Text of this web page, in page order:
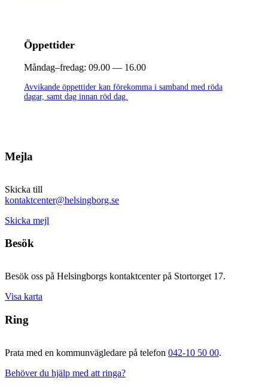
Öppettider
Måndag–fredag: 09.00 — 16.00
Avvikande öppettider kan förekomma i samband med röda
dagar, samt dag innan röd dag.
Mejla
Skicka till
kontaktcenter@helsingborg.se
Skicka mejl
Besök
Besök oss på Helsingborgs kontaktcenter på Stortorget 17.
Visa karta
Ring
Prata med en kommunvägledare på telefon 042-10 50 00.
Behöver du hjälp med att ringa?